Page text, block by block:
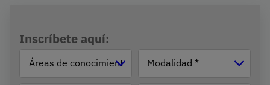
Inscríbete aquí:
Áreas de
conocimiento